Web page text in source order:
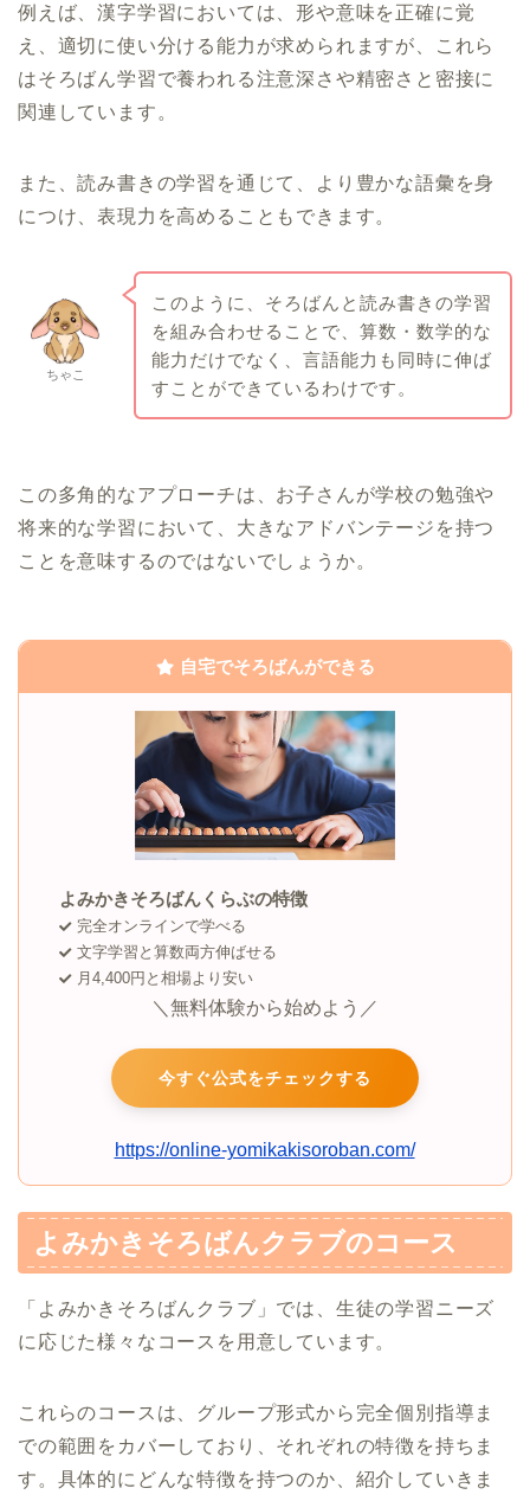
例えば、漢字学習においては、形や意味を正確に覚
え、適切に使い分ける能力が求められますが、これら
はそろばん学習で養われる注意深さや精密さと密接に
関連しています。
また、読み書きの学習を通じて、より豊かな語彙を身
につけ、表現力を高めることもできます。
ちゃこ
このように、そろばんと読み書きの学習
を組み合わせることで、算数・数学的な
能力だけでなく、言語能力も同時に伸ば
すことができているわけです。
この多角的なアプローチは、お子さんが学校の勉強や
将来的な学習において、大きなアドバンテージを持つ
ことを意味するのではないでしょうか。
自宅でそろばんができる
よみかきそろばんくらぶの特徴
完全オンラインで学べる
文字学習と算数両方伸ばせる
月4,400円と相場より安い
＼無料体験から始めよう／
今すぐ公式をチェックする
https://online-yomikakisoroban.com/
よみかきそろばんクラブのコース
「よみかきそろばんクラブ」では、生徒の学習ニーズ
に応じた様々なコースを用意しています。
これらのコースは、グループ形式から完全個別指導ま
での範囲をカバーしており、それぞれの特徴を持ちま
す。具体的にどんな特徴を持つのか、紹介していきま